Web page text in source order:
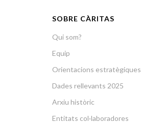
SOBRE CÀRITAS
Qui som?
Equip
Orientacions estratègiques
Dades rellevants 2025
Arxiu històric
Entitats col·laboradores